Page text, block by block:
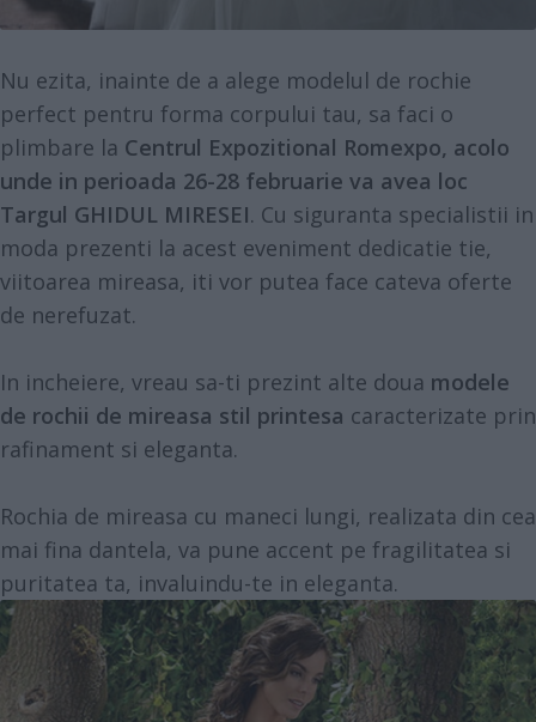
Nu ezita, inainte de a alege modelul de rochie
perfect pentru forma corpului tau, sa faci o
plimbare la Centrul Expozitional Romexpo, acolo
unde in perioada 26-28 februarie va avea loc
Targul GHIDUL MIRESEI. Cu siguranta specialistii in
moda prezenti la acest eveniment dedicatie tie,
viitoarea mireasa, iti vor putea face cateva oferte
de nerefuzat.
In incheiere, vreau sa-ti prezint alte doua modele
de rochii de mireasa stil printesa caracterizate prin
rafinament si eleganta.
Rochia de mireasa cu maneci lungi, realizata din cea
mai fina dantela, va pune accent pe fragilitatea si
puritatea ta, invaluindu-te in eleganta.